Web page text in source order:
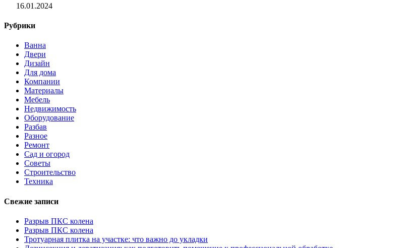
16.01.2024
Рубрики
Ванна
Двери
Дизайн
Для дома
Компании
Материалы
Мебель
Недвижимость
Оборудование
Разбав
Разное
Ремонт
Сад и огород
Советы
Строительство
Техника
Свежие записи
Разрыв ПКС колена
Разрыв ПКС колена
Тротуарная плитка на участке: что важно до укладки